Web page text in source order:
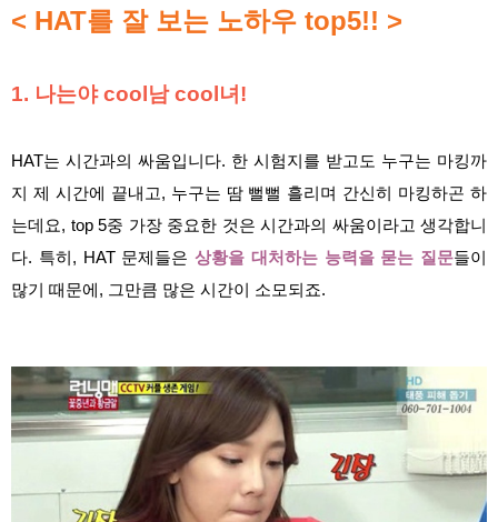
< HAT를 잘 보는 노하우 top5!! >
1. 나는야 cool남 cool녀!
HAT는 시간과의 싸움입니다. 한 시험지를 받고도 누구는 마킹까
지 제 시간에 끝내고, 누구는 땀 뻘뻘 흘리며 간신히 마킹하곤 하
는데요, top 5중 가장 중요한 것은 시간과의 싸움이라고 생각합니
다. 특히, HAT 문제들은 상황을 대처하는 능력을 묻는 질문들이
많기 때문에, 그만큼 많은 시간이 소모되죠.